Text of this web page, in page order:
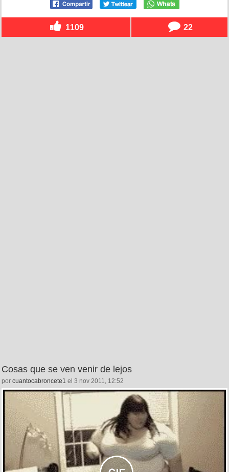
1109 22
Cosas que se ven venir de lejos
por cuantocabroncete1 el 3 nov 2011, 12:52